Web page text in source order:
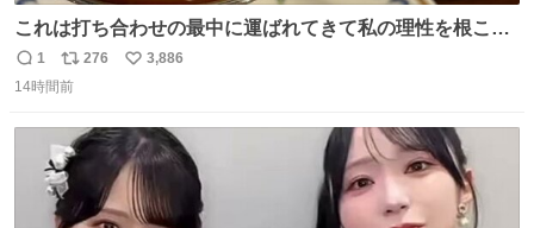
これは打ち合わせの最中に運ばれてきて私の理性を根こそ
ぎ奪い去ったプリンの写真です。
返
信
1
リ
ポ
ト
数
276
い
数
3,886
14時間前